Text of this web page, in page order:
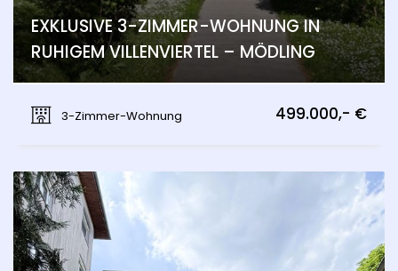
EXKLUSIVE 3-ZIMMER-WOHNUNG IN
RUHIGEM VILLENVIERTEL – MÖDLING
3-Zimmer-Wohnung
499.000,- €